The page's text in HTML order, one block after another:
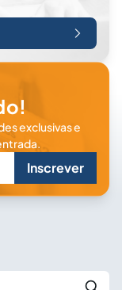
exclusivas e
Inscrever